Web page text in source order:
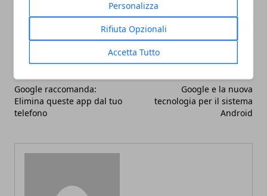
Personalizza
Rifiuta Opzionali
Accetta Tutto
Whatsapp
Google raccomanda:
Elimina queste app dal tuo
telefono
Google e la nuova
tecnologia per il sistema
Android